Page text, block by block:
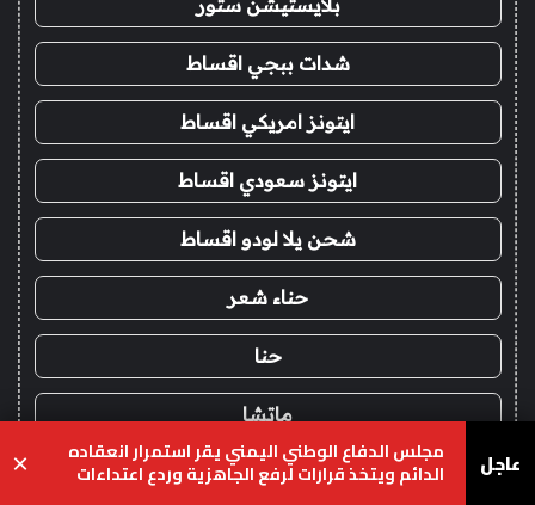
شدات ببجي اقساط
ايتونز امريكي اقساط
ايتونز سعودي اقساط
شحن يلا لودو اقساط
حناء شعر
حنا
ماتشا
شاي ماتشا
عاجل مجلس الدفاع الوطني اليمني يقر استمرار انعقاده
الدائم ويتخذ قرارات لرفع الجاهزية وردع اعتداءات
المليشيات الحوثية
×